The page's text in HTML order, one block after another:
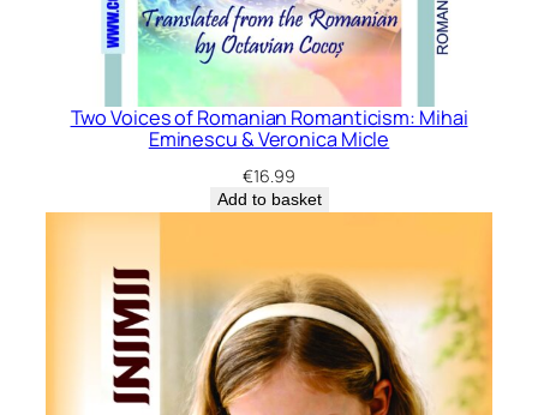
Two Voices of Romanian Romanticism: Mihai
Eminescu & Veronica Micle
€16.99
Add to basket